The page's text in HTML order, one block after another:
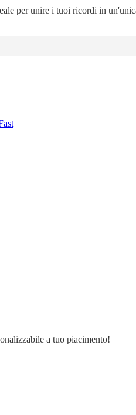
per unire i tuoi ricordi in
a tuo piacimento!